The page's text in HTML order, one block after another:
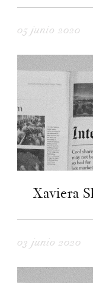
05 junio 2020
Xaviera
03 junio 2020